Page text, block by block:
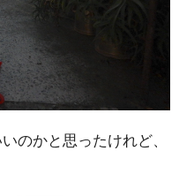
のかと思ったけれど、